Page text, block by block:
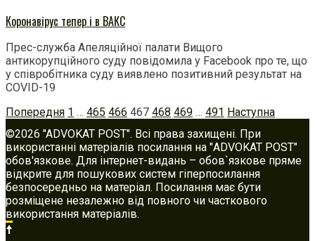
Коронавірус тепер і в ВАКС
Прес-служба Апеляційної палати Вищого
антикорупційного суду повідомила у Facebook про те, що
у співробітника суду виявлено позитивний результат на
COVID-19
Posts
Попередня 1 … 465 466 467 468 469 … 491 Наступна
©2026 "ADVOKAT POST". Всі права захищені. При
використанні матеріалів посилання на "ADVOKAT POST"
обов'язкове. Для інтернет-видань – обов`язкове пряме
відкрите для пошукових систем гіперпосилання
безпосередньо на матеріал. Посилання має бути
розміщене незалежно від повного чи часткового
використання матеріалів.